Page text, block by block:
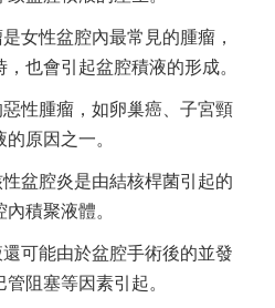
女性盆腔內最常見的腫瘤，
也會引起盆腔積液的形成。
性腫瘤，如卵巢癌、子宮頸
原因之一。
盆腔炎是由結核桿菌引起的
積聚液體。
可能由於盆腔手術後的並發
阻塞等因素引起。